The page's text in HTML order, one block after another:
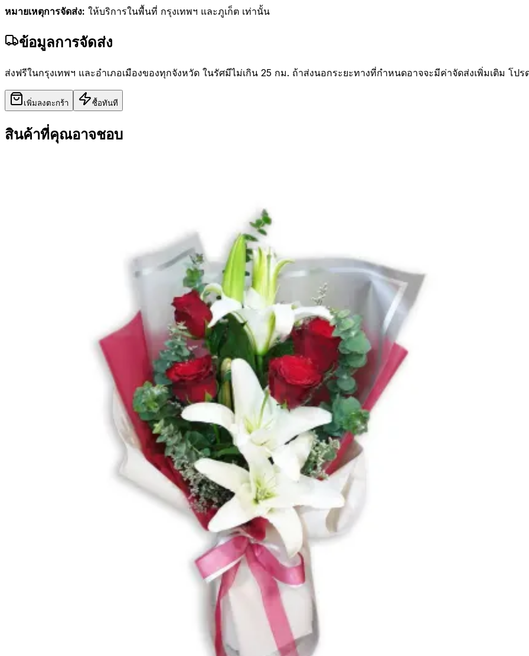
หมายเหตุการจัดส่ง: ให้บริการในพื้นที่ กรุงเทพฯ และภูเก็ต เท่านั้น
ข้อมูลการจัดส่ง
ส่งฟรีในกรุงเทพฯ และอำเภอเมืองของทุกจังหวัด ในรัศมีไม่เกิน 25 กม. ถ้าส่งนอกระยะทางที่กำหนดอาจจะมีค่าจัดส่งเพิ่มเติม โปร
เพิ่มลงตะกร้า ซื้อทันที
สินค้าที่คุณอาจชอบ